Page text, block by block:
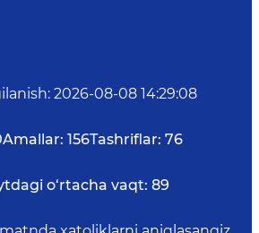
: 2026-08-08 14:29:08
Amallar: 156Tashriflar: 76
o‘rtacha vaqt: 89